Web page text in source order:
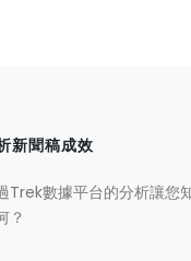
新聞稿成效
Trek數據平台的分析讓您
？